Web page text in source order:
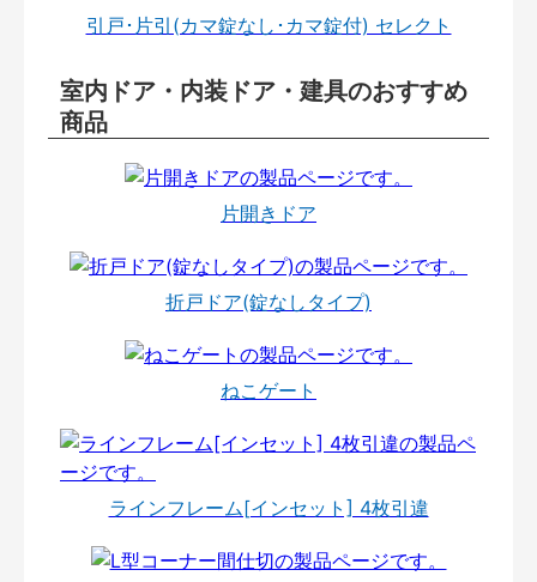
引戸･片引(カマ錠なし･カマ錠付) セレクト
室内ドア・内装ドア・建具のおすすめ
商品
片開きドア
折戸ドア(錠なしタイプ)
ねこゲート
ラインフレーム[インセット] 4枚引違